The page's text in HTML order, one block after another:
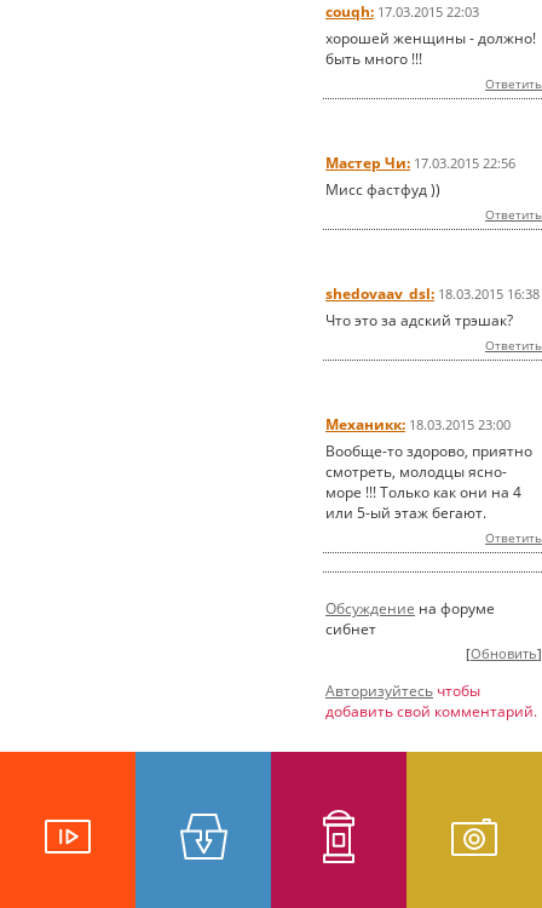
couqh: 17.03.2015 22:03
хорошей женщины - должно!
быть много !!!
Ответить
Мастер Чи: 17.03.2015 22:56
Мисс фастфуд ))
Ответить
shedovaav_dsl: 18.03.2015 16:38
Что это за адский трэшак?
Ответить
Механикк: 18.03.2015 23:00
Вообще-то здорово, приятно
смотреть, молодцы ясно-
море !!! Только как они на 4
или 5-ый этаж бегают.
Ответить
Обсуждение на форуме
сибнет
[Обновить]
Авторизуйтесь чтобы
добавить свой комментарий.